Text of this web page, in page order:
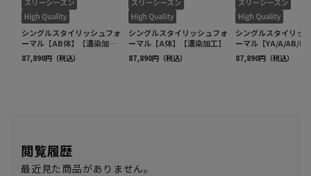
閲覧履歴
最近見た商品がありません。